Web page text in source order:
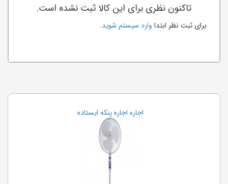
تاکنون نظری برای این کالا ثبت نشده است.
برای ثبت نظر ابتدا وارد سیستم شوید.
اجاره اجاره پنکه ایستاده